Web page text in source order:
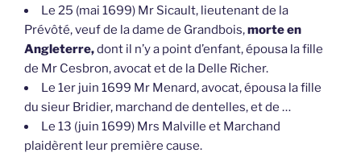
Le 25 (mai 1699) Mr Sicault, lieutenant de la
Prévôté, veuf de la dame de Grandbois,morte en
Angleterre,dont il n’y a point d’enfant, épousa la fille
de Mr Cesbron, avocat et de la Delle Richer.
Le 1er juin 1699 Mr Menard, avocat, épousa la fille
du sieur Bridier, marchand de dentelles, et de …
Le 13 (juin 1699) Mrs Malville et Marchand
plaidèrent leur première cause.